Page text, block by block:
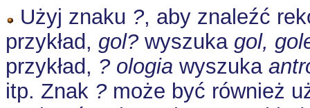
Użyj znaku ?, aby znaleźć
przykład, gol?wyszuka gol,
przykład, ? ologia wyszuka
itp. Znak ?może być również